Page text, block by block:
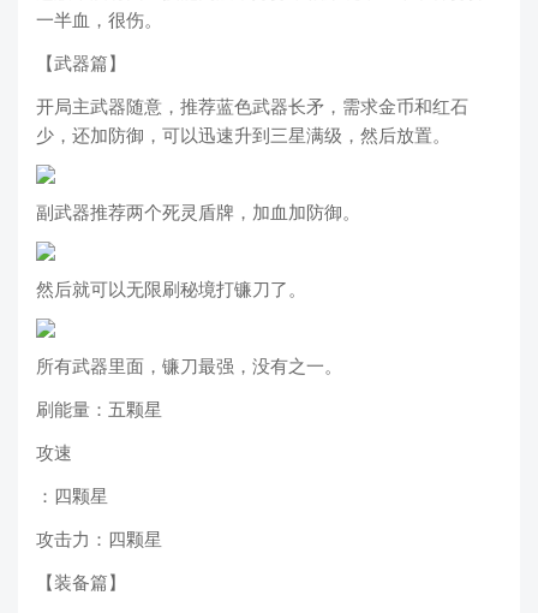
一半血，很伤。
【武器篇】
开局主武器随意，推荐蓝色武器长矛，需求金币和红石
少，还加防御，可以迅速升到三星满级，然后放置。
副武器推荐两个死灵盾牌，加血加防御。
然后就可以无限刷秘境打镰刀了。
所有武器里面，镰刀最强，没有之一。
刷能量：五颗星
攻速
：四颗星
攻击力：四颗星
【装备篇】